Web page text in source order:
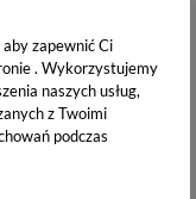
zapewnić Ci
. Wykorzystujemy
naszych usług,
z Twoimi
podczas